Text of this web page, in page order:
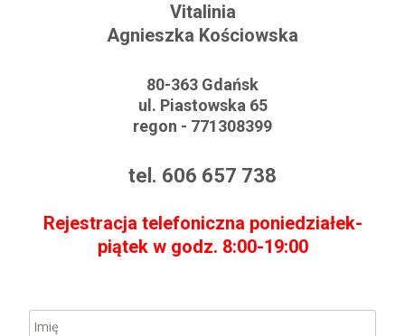
Vitalinia
Agnieszka Kościowska
80-363 Gdańsk
ul. Piastowska 65
regon - 771308399
tel. 606 657 738
Rejestracja telefoniczna poniedziałek-
piątek w godz. 8:00-19:00